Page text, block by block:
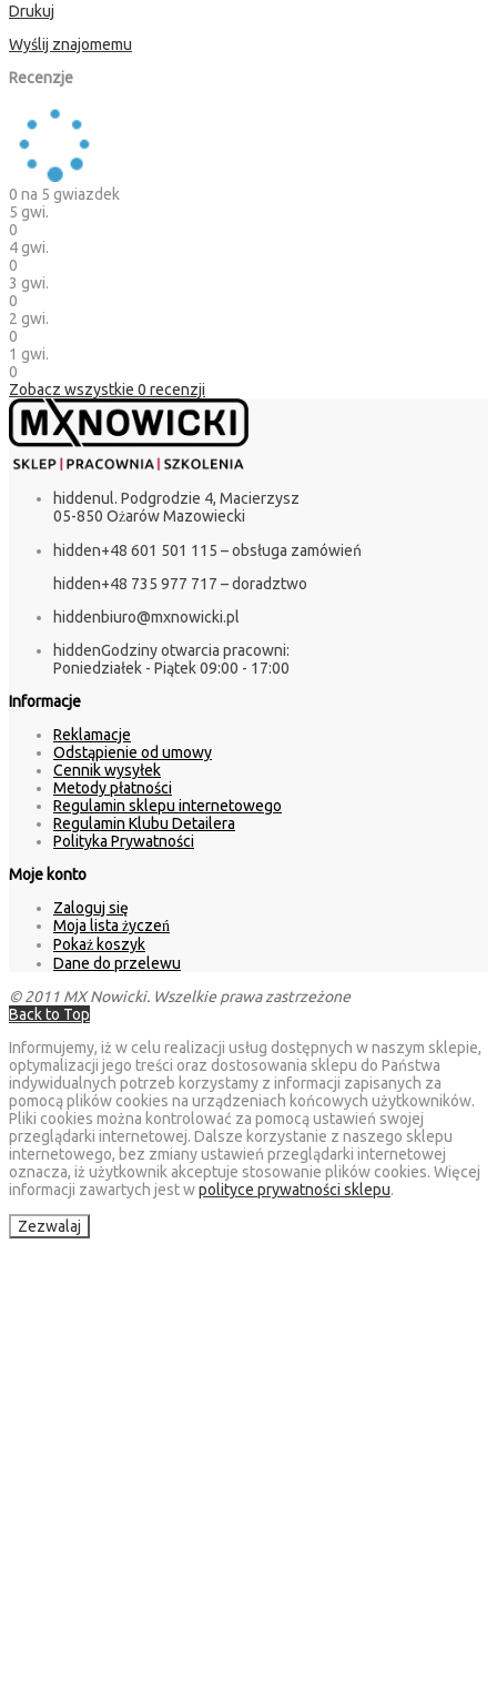
Drukuj
Wyślij znajomemu
Recenzje
0 na 5 gwiazdek
5 gwi.
0
4 gwi.
0
3 gwi.
0
2 gwi.
0
1 gwi.
0
Zobacz wszystkie 0 recenzji
hiddenul. Podgrodzie 4, Macierzysz
05-850 Ożarów Mazowiecki
hidden+48 601 501 115 – obsługa zamówień
hidden+48 735 977 717 – doradztwo
hiddenbiuro@mxnowicki.pl
hiddenGodziny otwarcia pracowni:
Poniedziałek - Piątek 09:00 - 17:00
Informacje
Reklamacje
Odstąpienie od umowy
Cennik wysyłek
Metody płatności
Regulamin sklepu internetowego
Regulamin Klubu Detailera
Polityka Prywatności
Moje konto
Zaloguj się
Moja lista życzeń
Pokaż koszyk
Dane do przelewu
© 2011 MX Nowicki. Wszelkie prawa zastrzeżone
Back to Top
Informujemy, iż w celu realizacji usług dostępnych w naszym sklepie,
optymalizacji jego treści oraz dostosowania sklepu do Państwa
indywidualnych potrzeb korzystamy z informacji zapisanych za
pomocą plików cookies na urządzeniach końcowych użytkowników.
Pliki cookies można kontrolować za pomocą ustawień swojej
przeglądarki internetowej. Dalsze korzystanie z naszego sklepu
internetowego, bez zmiany ustawień przeglądarki internetowej
oznacza, iż użytkownik akceptuje stosowanie plików cookies. Więcej
informacji zawartych jest wpolityce prywatności sklepu.
Zezwalaj